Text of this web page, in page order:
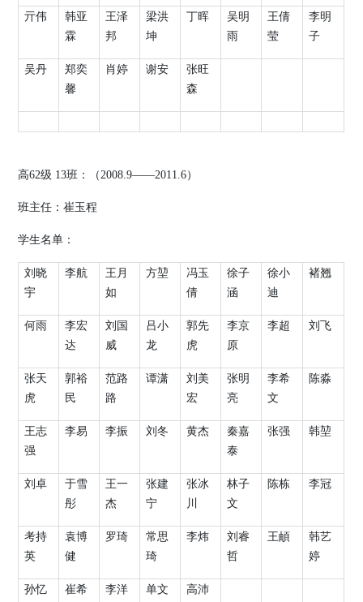
亓伟
韩亚
霖
王泽
邦
梁洪
坤
丁晖
吴明
雨
王倩
莹
李明
子
吴丹
郑奕
馨
肖婷 谢安
张旺
森
高62级 13班：（2008.9——2011.6）
班主任：崔玉程
学生名单：
刘晓
宇
李航
王月
如
方堃
冯玉
倩
徐子
涵
徐小
迪
褚翘
何雨
李宏
达
刘国
威
吕小
龙
郭先
虎
李京
原
李超 刘飞
张天
虎
郭裕
民
范路
路
谭潇
刘美
宏
张明
亮
李希
文
陈淼
王志
强
李易 李振 刘冬 黄杰
秦嘉
泰
张强 韩堃
刘卓
于雪
彤
王一
杰
张建
宁
张冰
川
林子
文
陈栋 李冠
考持
英
袁博
健
罗琦
常思
琦
李炜
刘睿
哲
王頔
韩艺
婷
孙忆
崔希 李洋
单文
高沛